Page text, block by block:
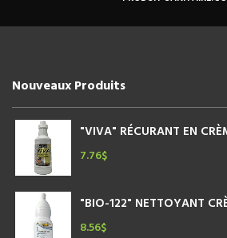
Nouveaux Produits
"VIVA" RÉCURANT EN
7.76$
"BIO-122" NETTOYANT
8.56$